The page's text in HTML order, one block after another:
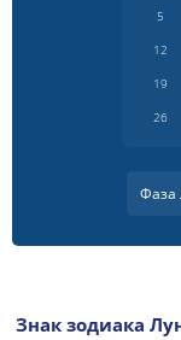
5
12
19
26
Фаза
Знак зодиака